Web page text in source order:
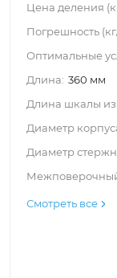
Цена деления
Погрешность
Оптимальные
Длина: 360 мм
Длина шкалы
Диаметр
Диаметр
Смотреть все